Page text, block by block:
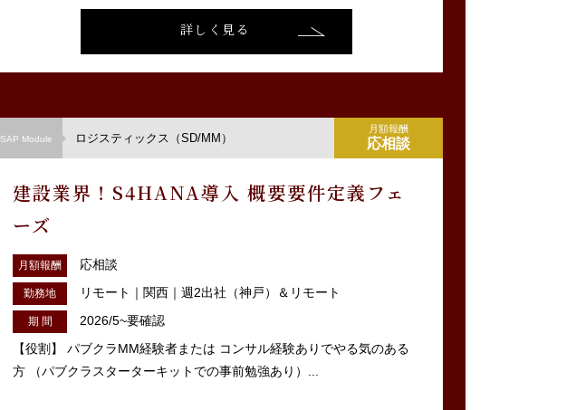
詳しく見る
SAP Module ロジスティックス（SD/MM）
月額報酬
応相談
建設業界！S4HANA導入 概要要件定義フェ
ーズ
月額報酬 応相談
勤務地 リモート｜関西｜週2出社（神戸）＆リモート
期 間
2026/5~要確認
【役割】 パブクラMM経験者または コンサル経験ありでやる気のある
方 （パブクラスターターキットでの事前勉強あり）...